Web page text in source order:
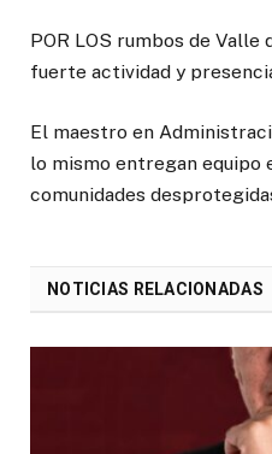
POR LOS rumbos de Valle
fuerte actividad y
El maestro en
lo mismo entregan equipo
comunidades
NOTICIAS RELACIONADAS